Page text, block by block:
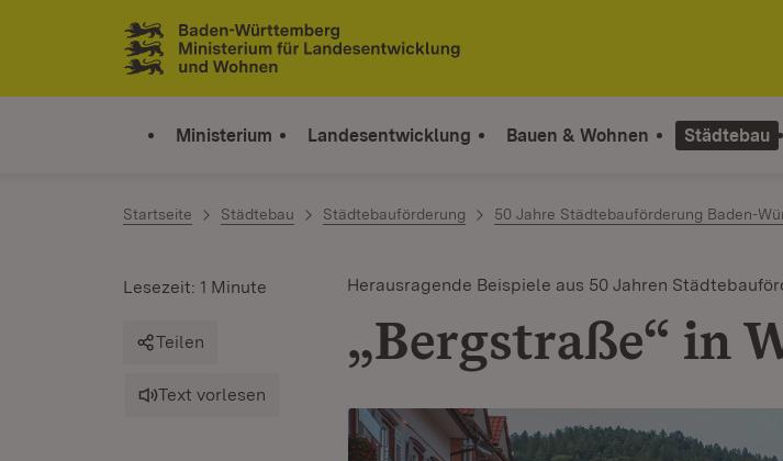
Zum Inhalt springen
Link zur Startseite
Ministerium Landesentwicklung Bauen & Wohnen Städtebau
Startseite Städtebau Städtebauförderung 50 Jahre Städtebauförderung Baden-
Herausragende Beispiele aus 50 Jahren
„Bergstraße“ in
Lesezeit: 1 Minute
Teilen
Text vorlesen